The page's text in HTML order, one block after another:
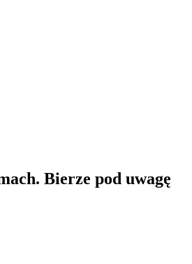
Bierze pod uwagę